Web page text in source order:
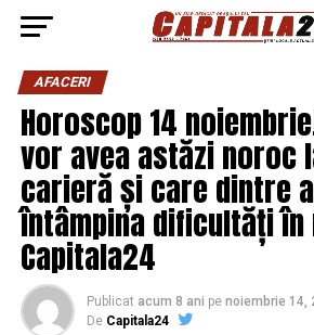
AFACERI
Horoscop 14
vor avea astăzi noroc
carieră și care dintre
întâmpina dificultăți
Capitala24
Publicat acum 8 ani pe noiembrie 14,
De Capitala24